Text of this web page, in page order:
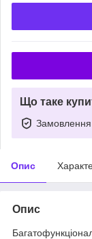
Що таке
Замовлення
Опис
Опис